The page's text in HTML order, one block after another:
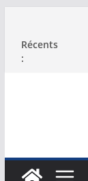
contenu
Récents
: